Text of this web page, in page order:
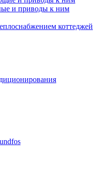
и приводы к ним
коттеджей